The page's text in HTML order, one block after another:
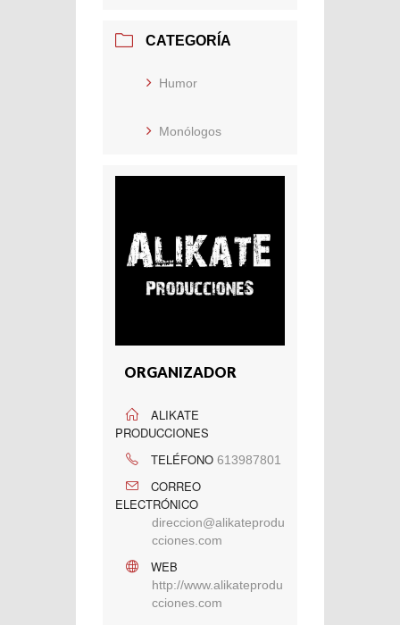
CATEGORÍA
Humor
Monólogos
ORGANIZADOR
ALIKATE
PRODUCCIONES
TELÉFONO 613987801
CORREO
ELECTRÓNICO
direccion@alikateprodu
cciones.com
WEB
http://www.alikateprodu
cciones.com